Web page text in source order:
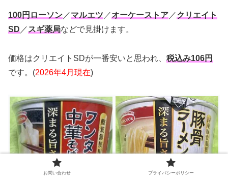
100円ローソン ／マルエツ ／オーケーストア ／クリエイト
SD ／ スギ薬局などで見掛けます。
価格はクリエイトSDが一番安いと思われ、 税込み106円
です。(2026年4月現在)
お問い合わせ プライバシーポリシー